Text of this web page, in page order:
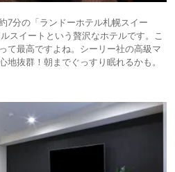
7分の「ランドーホテル札幌スイー
スイートという贅沢なホテルです。こ
て最高ですよね。シーリー社の高級マ
地抜群！朝までぐっすり眠れるかも。